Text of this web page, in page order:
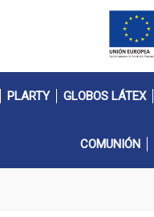
PLARTY GLOBOS LÁTEX
COMUNIÓN